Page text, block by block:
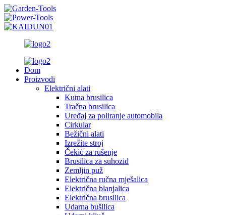
Dom
Proizvodi
Električni alati
Kutna brusilica
Tračna brusilica
Uređaj za poliranje automobila
Cirkular
Bežični alati
Izrežite stroj
Čekić za rušenje
Brusilica za suhozid
Zemljin puž
Električna ručna mješalica
Električna blanjalica
Električna brusilica
Udarna bušilica